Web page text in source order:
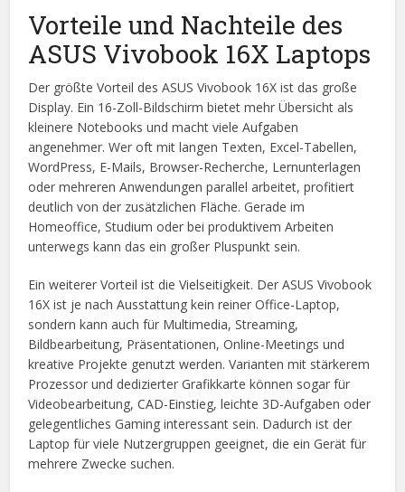
Vorteile und Nachteile des
ASUS Vivobook 16X Laptops
Der größte Vorteil des ASUS Vivobook 16X ist das große
Display. Ein 16-Zoll-Bildschirm bietet mehr Übersicht als
kleinere Notebooks und macht viele Aufgaben
angenehmer. Wer oft mit langen Texten, Excel-Tabellen,
WordPress, E-Mails, Browser-Recherche, Lernunterlagen
oder mehreren Anwendungen parallel arbeitet, profitiert
deutlich von der zusätzlichen Fläche. Gerade im
Homeoffice, Studium oder bei produktivem Arbeiten
unterwegs kann das ein großer Pluspunkt sein.
Ein weiterer Vorteil ist die Vielseitigkeit. Der ASUS Vivobook
16X ist je nach Ausstattung kein reiner Office-Laptop,
sondern kann auch für Multimedia, Streaming,
Bildbearbeitung, Präsentationen, Online-Meetings und
kreative Projekte genutzt werden. Varianten mit stärkerem
Prozessor und dedizierter Grafikkarte können sogar für
Videobearbeitung, CAD-Einstieg, leichte 3D-Aufgaben oder
gelegentliches Gaming interessant sein. Dadurch ist der
Laptop für viele Nutzergruppen geeignet, die ein Gerät für
mehrere Zwecke suchen.